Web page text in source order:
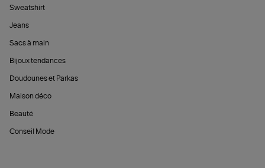
Sweatshirt
Jeans
Sacs à main
Bijoux tendances
Doudounes et Parkas
Maison déco
Beauté
Conseil Mode